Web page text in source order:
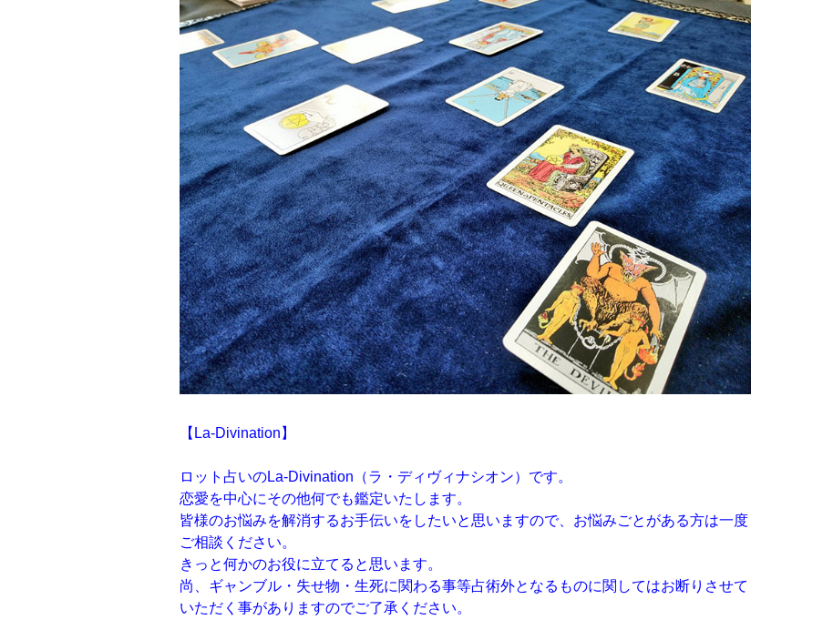
【La-Divination】
ロット占いのLa-Divination（ラ・ディヴィナシオン）です。
恋愛を中心にその他何でも鑑定いたします。
皆様のお悩みを解消するお手伝いをしたいと思いますので、お悩みごとがある方は一度
ご相談ください。
きっと何かのお役に立てると思います。
尚、ギャンブル・失せ物・生死に関わる事等占術外となるものに関してはお断りさせて
いただく事がありますのでご了承ください。